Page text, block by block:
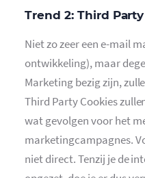
Trend 2: Third
Niet zo zeer een e-mail
ontwikkeling), maar
Marketing bezig zijn,
Third Party Cookies
wat gevolgen voor het
marketingcampagnes.
niet direct. Tenzij je de